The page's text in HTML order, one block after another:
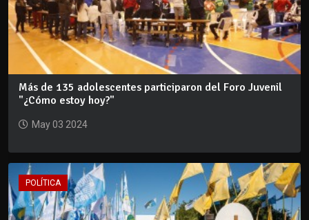
Más de 135 adolescentes participaron del Foro Juvenil
"¿Cómo estoy hoy?"
May 03 2024
POLÍTICA